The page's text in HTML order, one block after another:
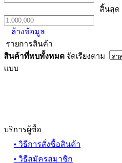
สิ้นสุด
ล้างข้อมูล
รายการสินค้า
สินค้าที่พบทั้งหมด จัดเรียงตาม
แบบ
บริการผู้ซื้อ
• วิธีการสั่งซื้อสินค้า
• วิธีสมัครสมาชิก